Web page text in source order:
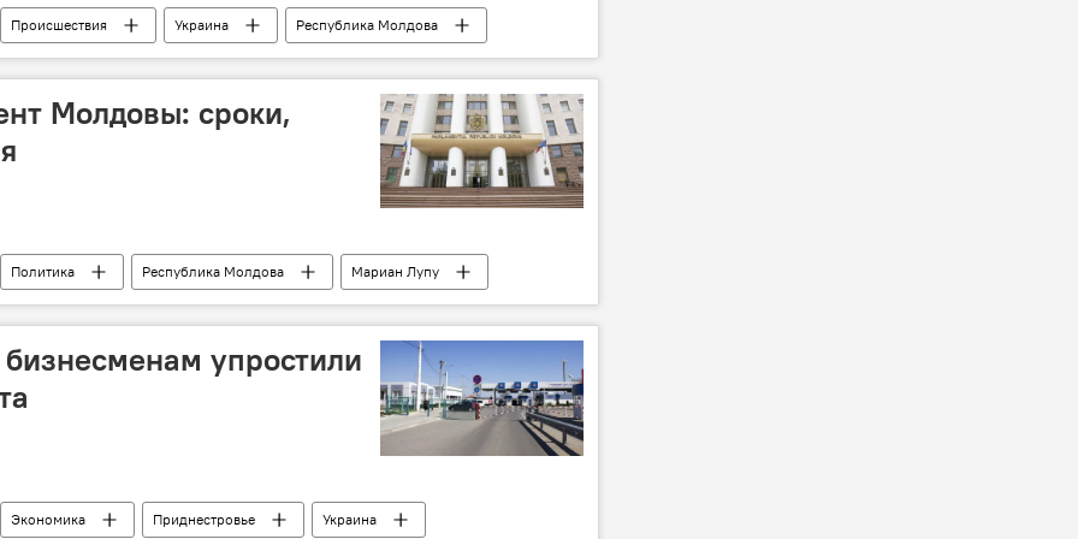
Происшествия Украина
Республика Молдова
Молдовы: сроки,
Политика Республика Молдова
Мариан Лупу
смешанная избирательная система
Парламент
упростили
Экономика Приднестровье
Украина